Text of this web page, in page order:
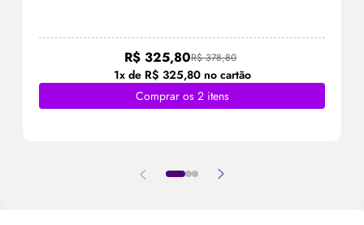
R$ 378,80
R$ 325,80
1x de R$ 325,80 no cartão
Comprar os 2 itens